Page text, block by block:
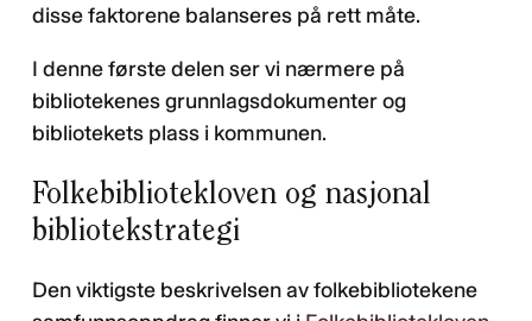
disse faktorene balanseres på rett måte.
I denne første delen ser vi nærmere på
bibliotekenes grunnlagsdokumenter og
bibliotekets plass i kommunen.
Folkebibliotekloven og nasjonal
bibliotekstrategi
Den viktigste beskrivelsen av folkebibliotekene